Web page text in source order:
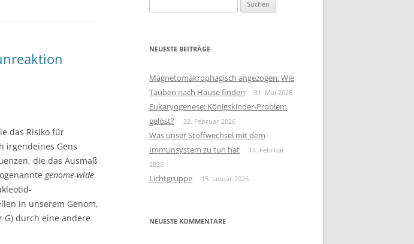
das Risiko für
irgendeines Gens
die das Ausmaß
genome-wide
in unserem Genom,
G) durch eine andere
nach:
NEUESTE BEITRÄGE
Magnetomakrophagisch angezogen: Wie
Tauben nach Hause finden
31. Mai 2026
Eukaryogenese: Königskinder-Problem
gelöst?
22. Februar 2026
Was unser Stoffwechsel mit dem
Immunsystem zu tun hat
14. Februar
2026
Lichtgruppe 15. Januar 2026
NEUESTE KOMMENTARE